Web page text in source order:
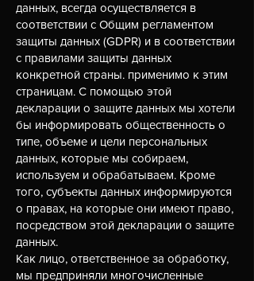
данных, всегда осуществляется в
соответствии с Общим регламентом
защиты данных (GDPR) и в соответствии
с правилами защиты данных
конкретной страны. применимо к этим
страницам. С помощью этой
декларации о защите данных мы хотели
бы информировать общественность о
типе, объеме и цели персональных
данных, которые мы собираем,
используем и обрабатываем. Кроме
того, субъекты данных информируются
о правах, на которые они имеют право,
посредством этой декларации о защите
данных.
Как лицо, ответственное за обработку,
мы предприняли многочисленные